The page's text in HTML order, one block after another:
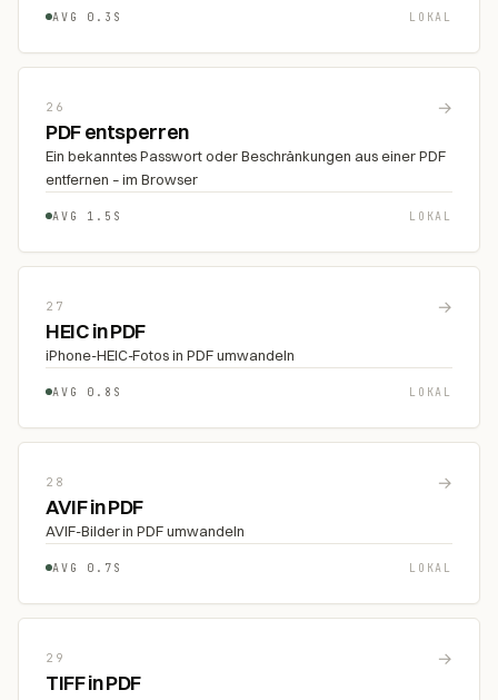
AVG 0.3S LOKAL
26 →
PDF entsperren
Ein bekanntes Passwort oder Beschränkungen aus einer PDF
entfernen – im Browser
AVG 1.5S LOKAL
27 →
HEIC in PDF
iPhone-HEIC-Fotos in PDF umwandeln
AVG 0.8S LOKAL
28 →
AVIF in PDF
AVIF-Bilder in PDF umwandeln
AVG 0.7S LOKAL
29 →
TIFF in PDF